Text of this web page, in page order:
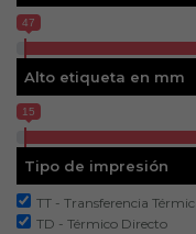
47
Alto etiqueta en mm
15
Tipo de impresión
TT - Transferencia
TD - Térmico Directo